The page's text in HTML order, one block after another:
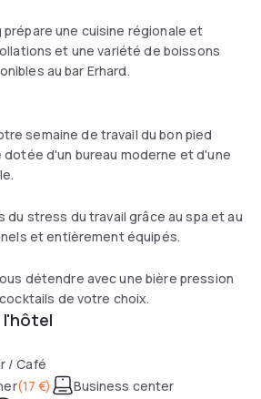
une cuisine régionale et
et une variété de boissons
au bar Erhard.
semaine de travail du bon pied
dotée d'un bureau moderne et d'une
du stress du travail grâce au spa et au
et entièrement équipés.
détendre avec une bière pression
de votre choix.
l'hôtel
/ Café
(17 €)
Business center